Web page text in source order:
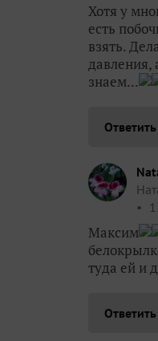
Хотя у
есть
взять.
давления,
знаем...
Ответить
Максим
туда ей и
Ответить